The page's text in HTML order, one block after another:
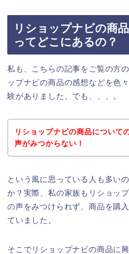
リショップナビの商
ってどこにあるの？
私も、こちらの記事をご覧の方
ップナビの商品の感想などを色
験がありました。でも、、、。
リショップナビの商品について
声がみつからない！
という風に思っている人も多い
か？実際、私の家族もリショッ
の声をみつけられず、商品を購
ていました。
そこでリショップナビの商品に